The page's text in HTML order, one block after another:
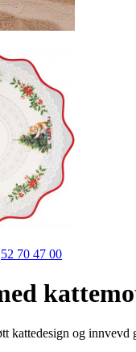
52 70 47 00
katte­design og innvevd